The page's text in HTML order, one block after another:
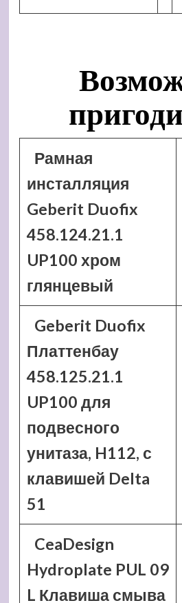
Рамная
инсталляция
Geberit Duofix
458.124.21.1
UP100 хром
глянцевый
Geberit Duofix
Платтенбау
458.125.21.1
UP100 для
подвесного
унитаза, H112, с
клавишей Delta
51
CeaDesign
Hydroplate PUL 09
L Клавиша смыва